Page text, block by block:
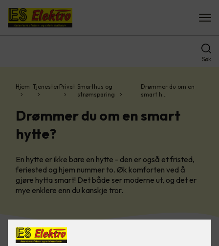
Søk
Hjem TjenesterPrivat Smarthus og
strømsparing
Drømmer du om en
smart h…
Drømmer du om en smart
hytte?
En hytte er ikke bare en hytte - den er også et fristed,
feriested og hjem nummer to. Øk komforten ved å
gjøre hytta smart! Det både ser moderne ut, og det er
mye enklere enn du kanskje tror.